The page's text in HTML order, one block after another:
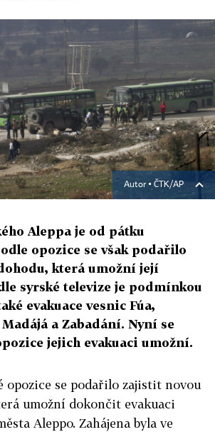
Autor ▪ ČTK/AP
Aleppa je od pátku
opozice se však podařilo
která umožní její
syrské televize je podmínkou
evakuace vesnic Fúa,
a Zabadání. Nyní se
jejich evakuaci umožní.
opozice se podařilo zajistit novou
umožní dokončit evakuaci
Aleppo. Zahájena byla ve